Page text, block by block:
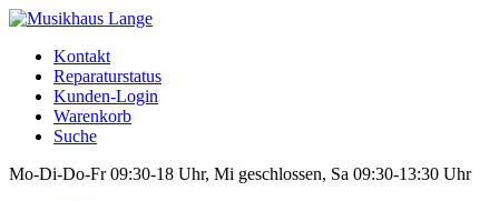
Kontakt
Reparaturstatus
Kunden-Login
Warenkorb
Suche
Mo-Di-Do-Fr 09:30-18 Uhr, Mi geschlossen, Sa 09:30-13:30 Uhr